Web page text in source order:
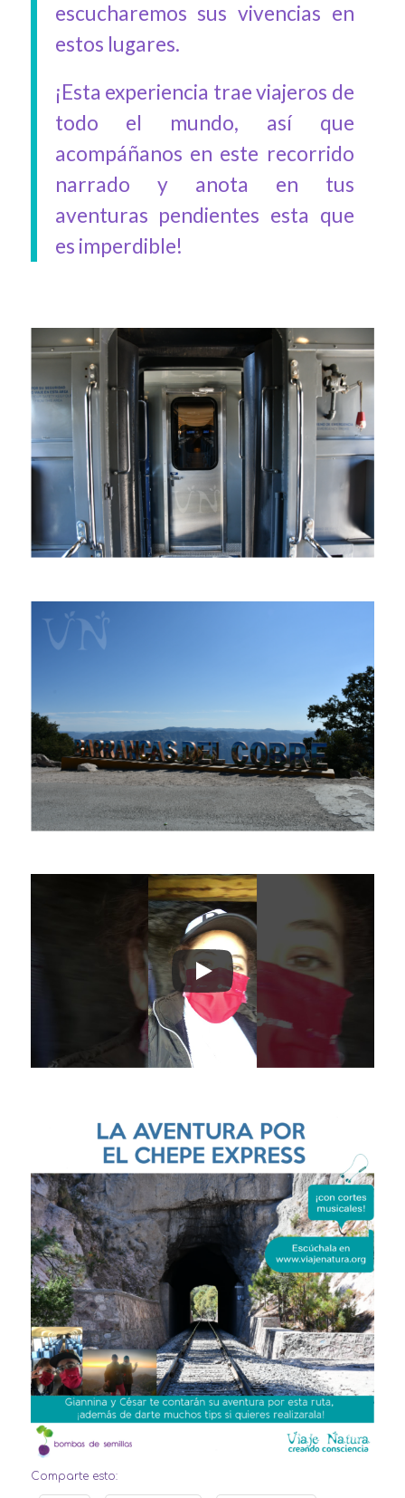
escucharemos sus vivencias en
estos lugares.
¡Esta experiencia trae viajeros de
todo el mundo, así que
acompáñanos en este recorrido
narrado y anota en tus
aventuras pendientes esta que
es imperdible!
Comparte esto: